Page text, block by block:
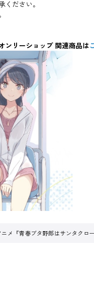
ださい。
ンリーショップ 関連商品は
ニメ『青春ブタ野郎はサンタクロ